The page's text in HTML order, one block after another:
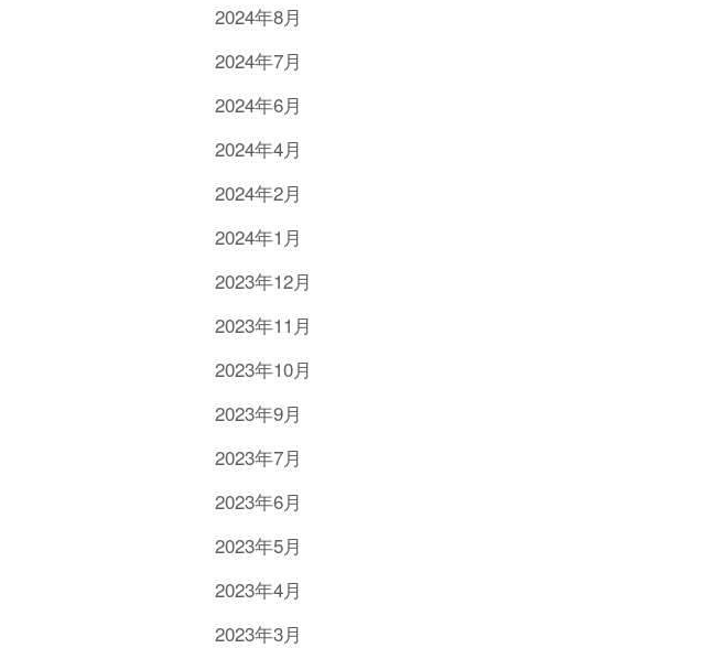
2024年8月
2024年7月
2024年6月
2024年4月
2024年2月
2024年1月
2023年12月
2023年11月
2023年10月
2023年9月
2023年7月
2023年6月
2023年5月
2023年4月
2023年3月